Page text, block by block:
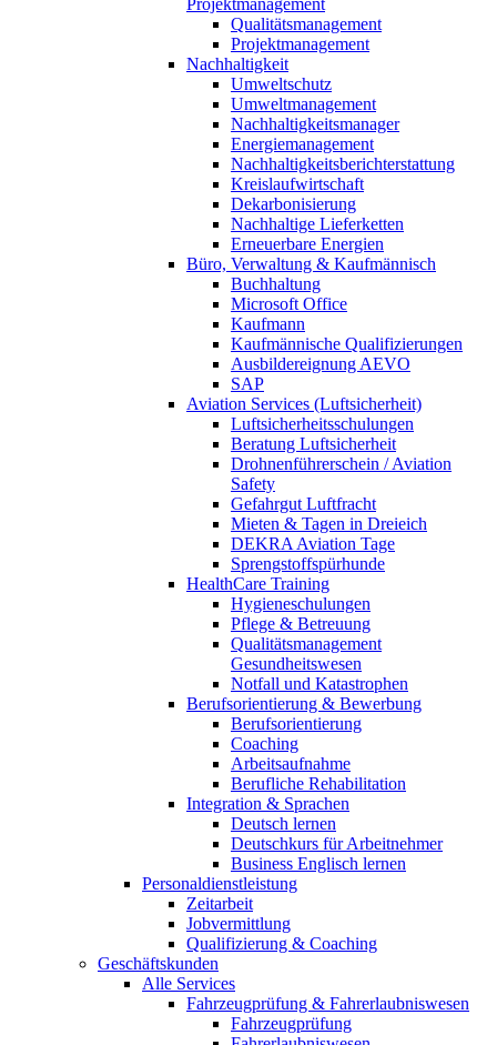
Qualitätsmanagement
Projektmanagement
Nachhaltigkeit
Umweltschutz
Umweltmanagement
Nachhaltigkeitsmanager
Energiemanagement
Nachhaltigkeitsberichterstattung
Kreislaufwirtschaft
Dekarbonisierung
Nachhaltige Lieferketten
Erneuerbare Energien
Büro, Verwaltung & Kaufmännisch
Buchhaltung
Microsoft Office
Kaufmann
Kaufmännische Qualifizierungen
Ausbildereignung AEVO
SAP
Aviation Services (Luftsicherheit)
Luftsicherheitsschulungen
Beratung Luftsicherheit
Drohnenführerschein / Aviation
Safety
Gefahrgut Luftfracht
Mieten & Tagen in Dreieich
DEKRA Aviation Tage
Sprengstoffspürhunde
HealthCare Training
Hygieneschulungen
Pflege & Betreuung
Qualitätsmanagement
Gesundheitswesen
Notfall und Katastrophen
Berufsorientierung & Bewerbung
Berufsorientierung
Coaching
Arbeitsaufnahme
Berufliche Rehabilitation
Integration & Sprachen
Deutsch lernen
Deutschkurs für Arbeitnehmer
Business Englisch lernen
Personaldienstleistung
Zeitarbeit
Jobvermittlung
Qualifizierung & Coaching
Geschäftskunden
Alle Services
Fahrzeugprüfung & Fahrerlaubniswesen
Fahrzeugprüfung